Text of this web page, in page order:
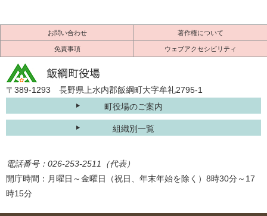
お問い合わせ 著作権について
免責事項 ウェブアクセシビリティ
〒389-1293 長野県上水内郡飯綱町大字牟礼2795-1
町役場のご案内
組織別一覧
電話番号：026-253-2511（代表）
開庁時間：月曜日～金曜日（祝日、年末年始を除く）8時30分～17
時15分